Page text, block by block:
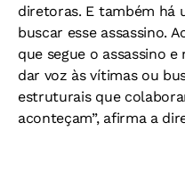
diretoras. E também há
buscar esse assassino.
que segue o assassino
dar voz às vítimas ou
estruturais que
aconteçam”, afirma a